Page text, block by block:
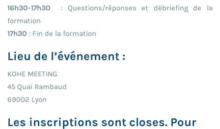
16h30-17h30
: Questions/réponses et débriefing de la
formation
17h30 : Fin de la formation
Lieu de l’événement :
KOHE MEETING
45 Quai Rambaud
69002 Lyon
Les inscriptions sont closes. Pour